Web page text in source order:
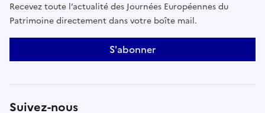
Recevez toute l’actualité des Journées Européennes du
Patrimoine directement dans votre boîte mail.
S'abonner
Suivez-nous